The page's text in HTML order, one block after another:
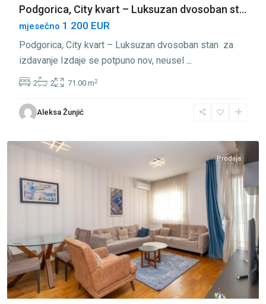
Podgorica, City kvart – Luksuzan dvosoban st...
mjesečno 1 200 EUR
Podgorica, City kvart – Luksuzan dvosoban stan za
izdavanje Izdaje se potpuno nov, neusel ...
2 2 71.00 m2
Aleksa Žunjić
City
Kvart,
Prodaja